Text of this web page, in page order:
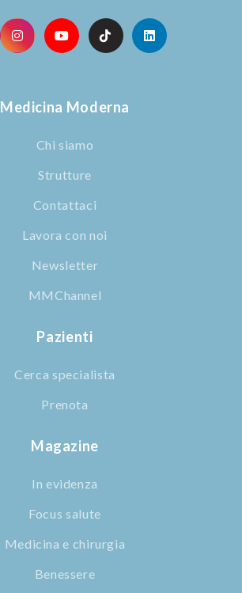
Medicina Moderna
Chi siamo
Strutture
Contattaci
Lavora con noi
Newsletter
MMChannel
Pazienti
Cerca specialista
Prenota
Magazine
In evidenza
Focus salute
Medicina e chirurgia
Benessere